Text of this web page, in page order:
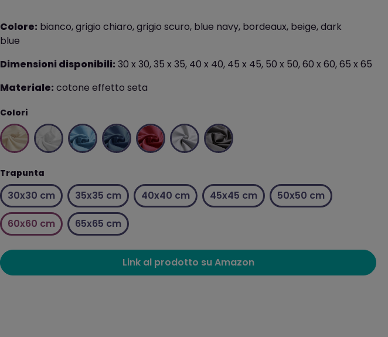
Colore: bianco, grigio chiaro, grigio scuro, blue navy, bordeaux, beige, dark
blue
Dimensioni disponibili: 30 x 30, 35 x 35, 40 x 40, 45 x 45, 50 x 50, 60 x 60, 65 x 65
Materiale: cotone effetto seta
Colori
Trapunta
30x30 cm 35x35 cm 40x40 cm 45x45 cm 50x50 cm
60x60 cm 65x65 cm
Link al prodotto su Amazon